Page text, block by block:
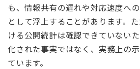
も、情報共有の遅れや対応速度へ
として浮上することがあります。
ける公開統計は確認できていない
化された事実ではなく、実務上の
ています。